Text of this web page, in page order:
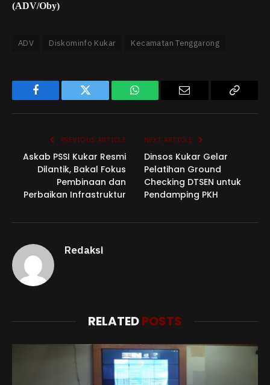
(ADV/Oby)
ADV Diskominfo Kukar Kecamatan Tenggarong
Facebook Twitter WhatsApp
PREVIOUS ARTICLE
Askab PSSI Kukar Resmi
Dilantik, Bakal Fokus
Pembinaan dan
Perbaikan Infrastruktur
NEXT ARTICLE
Dinsos Kukar Gelar
Pelatihan Ground
Checking DTSEN untuk
Pendamping PKH
Redaksi
RELATEDPOSTS